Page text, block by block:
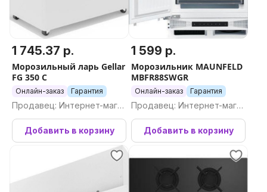
1 745.37 р.
Морозильный ларь Gellar
FG 350 C
Онлайн-заказ Гарантия
Продавец: Интернет-магаз
ин Newton.by
Добавить в корзину
1 599 р.
Морозильник MAUNFELD
MBFR88SWGR
Онлайн-заказ Гарантия
Продавец: Интернет-магаз
ин Newton.by
Добавить в корзину